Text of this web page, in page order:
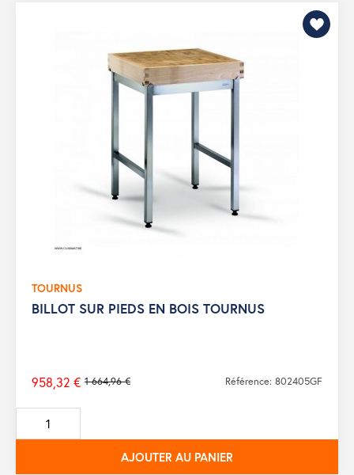
TOURNUS
BILLOT SUR PIEDS EN BOIS TOURNUS
Prix
de
base
1 664,96 €
958,32 € Référence: 802405GF
AJOUTER AU PANIER